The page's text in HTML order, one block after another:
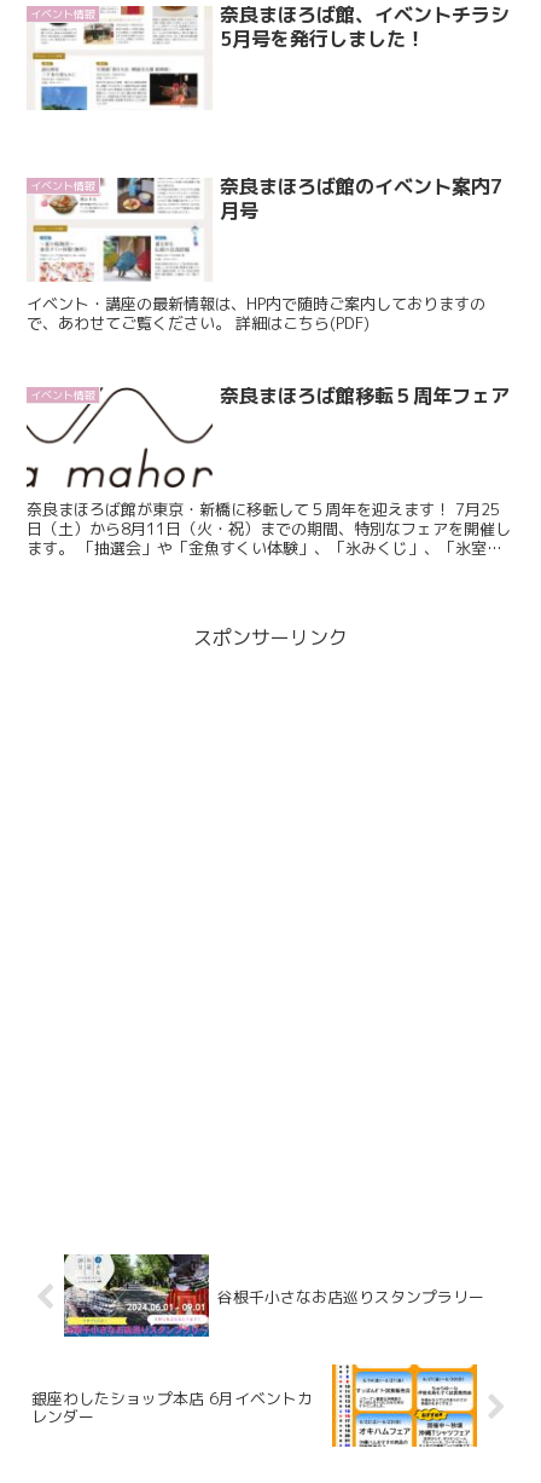
イベント情報
奈良まほろば館、イベントチラシ
5月号を発行しました！
イベント情報
奈良まほろば館のイベント案内7
月号
イベント・講座の最新情報は、HP内で随時ご案内しておりますの
で、あわせてご覧ください。 詳細はこちら(PDF)
イベント情報 奈良まほろば館移転５周年フェア
奈良まほろば館が東京・新橋に移転して５周年を迎えます！ 7月25
日（土）から8月11日（火・祝）までの期間、特別なフェアを開催し
ます。 「抽選会」や「金魚すくい体験」、「氷みくじ」、「氷室神
スポンサーリンク
谷根千小さなお店巡りスタンプラリー
銀座わしたショップ本店 6月イベントカ
レンダー